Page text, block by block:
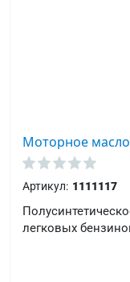
Моторное масло
Артикул: 1111117
легковых